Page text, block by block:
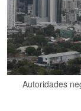
Autoridades